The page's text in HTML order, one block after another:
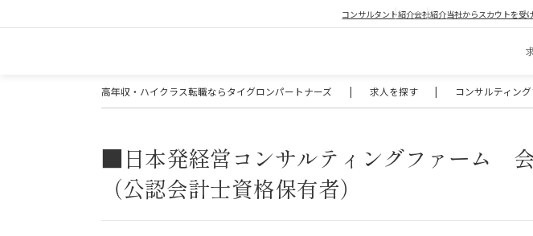
コンサルタント紹介会社紹介当社からスカウトを受
高年収・ハイクラス転職ならタイグロンパートナーズ | 求人を探す | コンサルティン
■日本発経営コンサルティングファーム
（公認会計士資格保有者）